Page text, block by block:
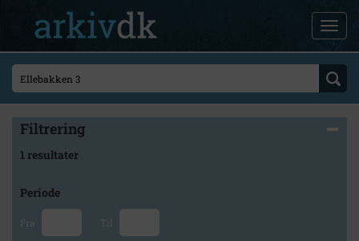
Filtrering
1 resultater
Periode
Fra Til